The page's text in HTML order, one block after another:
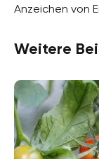
Anzeichen von
Weitere